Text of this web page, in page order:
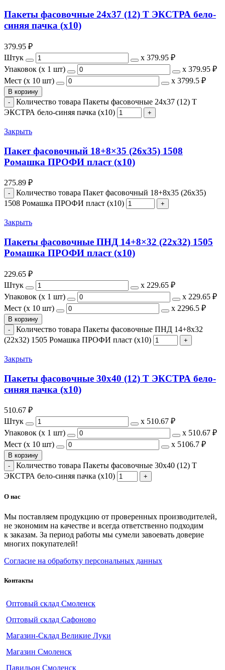
Пакеты фасовочные 24х37 (12) Т ЭКСТРА бело-
синяя пачка (х10)
379.95 ₽
Штук
х 379.95 ₽
Упаковок (x 1 шт)
х 379.95 ₽
Мест (x 10 шт)
х 3799.5 ₽
В корзину
Количество товара Пакеты фасовочные 24х37 (12) Т
ЭКСТРА бело-синяя пачка (х10)
Закрыть
Пакет фасовочный 18+8×35 (26х35) 1508
Ромашка ПРОФИ пласт (х10)
275.89 ₽
Количество товара Пакет фасовочный 18+8x35 (26х35)
1508 Ромашка ПРОФИ пласт (х10)
Закрыть
Пакеты фасовочные ПНД 14+8×32 (22х32) 1505
Ромашка ПРОФИ пласт (х10)
229.65 ₽
Штук
х 229.65 ₽
Упаковок (x 1 шт)
х 229.65 ₽
Мест (x 10 шт)
х 2296.5 ₽
В корзину
Количество товара Пакеты фасовочные ПНД 14+8x32
(22х32) 1505 Ромашка ПРОФИ пласт (х10)
Закрыть
Пакеты фасовочные 30х40 (12) Т ЭКСТРА бело-
синяя пачка (х10)
510.67 ₽
Штук
х 510.67 ₽
Упаковок (x 1 шт)
х 510.67 ₽
Мест (x 10 шт)
х 5106.7 ₽
В корзину
Количество товара Пакеты фасовочные 30х40 (12) Т
ЭКСТРА бело-синяя пачка (х10)
О нас
Мы поставляем продукцию от проверенных производителей,
не экономим на качестве и всегда ответственно подходим
к заказам. За период работы мы сумели завоевать доверие
многих покупателей!
Согласие на обработку персональных данных
Контакты
Оптовый склад Смоленск
Оптовый склад Сафоново
Магазин-Склад Великие Луки
Магазин Смоленск
Павильон Смоленск